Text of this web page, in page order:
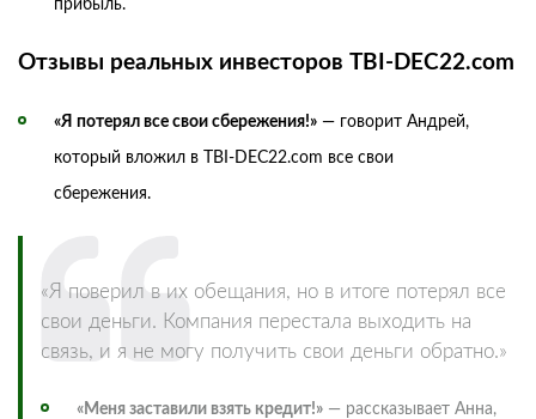
прибыль.
Отзывы реальных инвесторов TBI-DEC22.com
«Я потерял все свои сбережения!» — говорит Андрей,
который вложил в TBI-DEC22.com все свои
сбережения.
«Я поверил в их обещания, но в итоге потерял все
свои деньги. Компания перестала выходить на
связь, и я не могу получить свои деньги обратно.»
«Меня заставили взять кредит!» — рассказывает Анна,